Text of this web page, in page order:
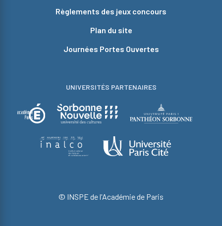
Règlements des jeux concours
Plan du site
Journées Portes Ouvertes
UNIVERSITÉS PARTENAIRES
© INSPE de l'Académie de Paris